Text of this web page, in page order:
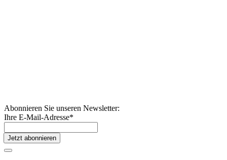
Abonnieren Sie unseren Newsletter:
Ihre E-Mail-Adresse*
Jetzt abonnieren